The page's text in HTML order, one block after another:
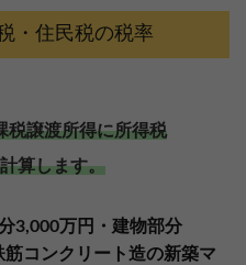
・住民税の税率
税譲渡所得に所得税
算します。
3,000万円・建物部分
コンクリート造の新築マ